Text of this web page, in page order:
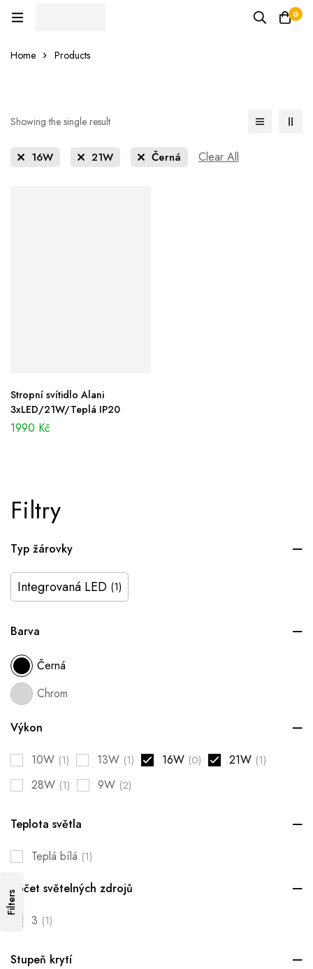
0
Home Products
Filtry
Typ žárovky
Integrovaná LED (1)
Barva
Černá
Chrom
Výkon
10W (1) 13W (1) 16W (0) 21W (1)
28W (1) 9W (2)
Teplota světla
Teplá bílá (1)
Počet světelných zdrojů
3 (1)
Stupeň krytí
Filters
Showing the single result
16W 21W Černá Clear All
Stropní svítidlo Alani
3xLED/21W/Teplá IP20
1990 Kč